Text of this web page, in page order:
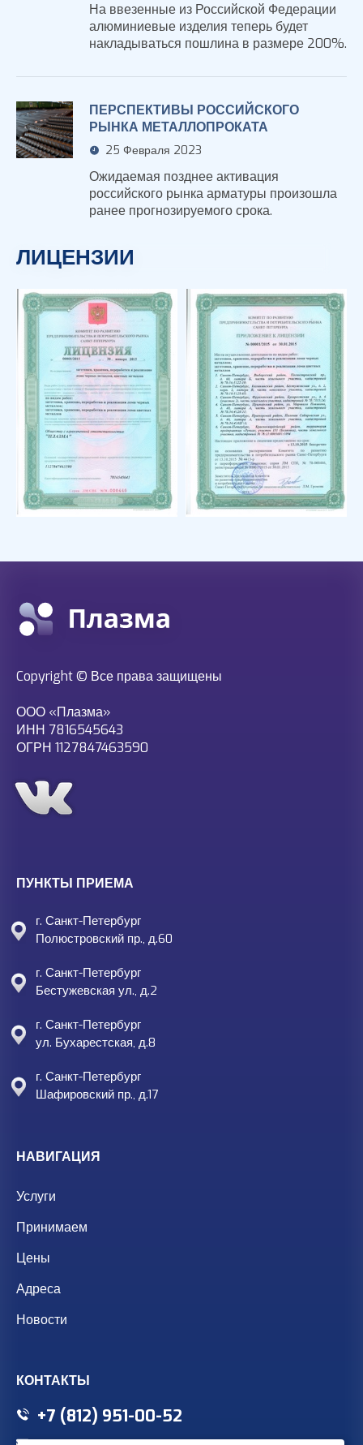
На ввезенные из Российской Федерации
алюминиевые изделия теперь будет
накладываться пошлина в размере 200%.
ПЕРСПЕКТИВЫ РОССИЙСКОГО
РЫНКА МЕТАЛЛОПРОКАТА
25 Февраля 2023
Ожидаемая позднее активация
российского рынка арматуры произошла
ранее прогнозируемого срока.
ЛИЦЕНЗИИ
Copyright © Все права защищены
ООО «Плазма»
ИНН 7816545643
ОГРН 1127847463590
ПУНКТЫ ПРИЕМА
г. Санкт-Петербург
Полюстровский пр., д.60
г. Санкт-Петербург
Бестужевская ул., д.2
г. Санкт-Петербург
ул. Бухарестская, д.8
г. Санкт-Петербург
Шафировский пр., д.17
НАВИГАЦИЯ
Услуги
Принимаем
Цены
Адреса
Новости
КОНТАКТЫ
+7 (812) 951-00-52